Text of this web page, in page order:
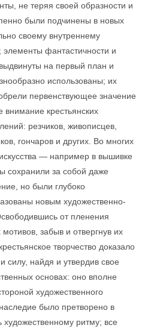
не теряя своей образности и
были подчинены в новых
своему внутреннему
фантастичности и
на первый план и
использованы; их
первенствующее значение
внимание крестьянских
резчиков, живописцев,
гончаров и других. Во многих
искусства — например в вышивке
сохранили за собой даже
но были глубоко
новым художественно-
от пленения
забыв и отвергнув их
творчество доказало
силу, найдя и утвердив свое
основах: оно вполне
художественного
было претворено в
ритму; все